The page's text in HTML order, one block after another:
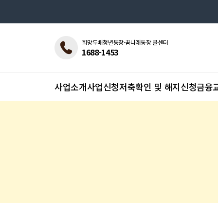
희망두배청년통장·꿈나래통장 콜센터
1688-1453
사업소개사업신청저축확인 및 해지신청금융